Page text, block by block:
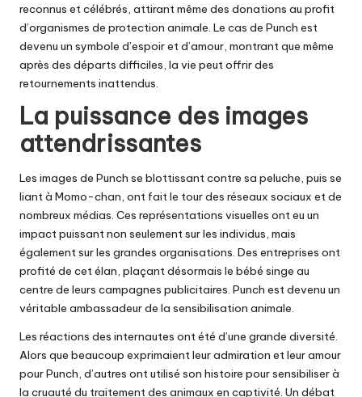
reconnus et célébrés, attirant même des donations au profit
d’organismes de protection animale. Le cas de Punch est
devenu un symbole d’espoir et d’amour, montrant que même
après des départs difficiles, la vie peut offrir des
retournements inattendus.
La puissance des images
attendrissantes
Les images de Punch se blottissant contre sa peluche, puis se
liant à Momo-chan, ont fait le tour des réseaux sociaux et de
nombreux médias. Ces représentations visuelles ont eu un
impact puissant non seulement sur les individus, mais
également sur les grandes organisations. Des entreprises ont
profité de cet élan, plaçant désormais le bébé singe au
centre de leurs campagnes publicitaires. Punch est devenu un
véritable ambassadeur de la sensibilisation animale.
Les réactions des internautes ont été d’une grande diversité.
Alors que beaucoup exprimaient leur admiration et leur amour
pour Punch, d’autres ont utilisé son histoire pour sensibiliser à
la cruauté du traitement des animaux en captivité. Un débat